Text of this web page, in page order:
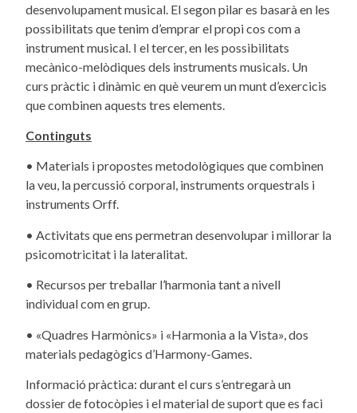
desenvolupament musical. El segon pilar es basarà en les
possibilitats que tenim d’emprar el propi cos com a
instrument musical. I el tercer, en les possibilitats
mecànico-melòdiques dels instruments musicals. Un
curs pràctic i dinàmic en què veurem un munt d’exercicis
que combinen aquests tres elements.
Continguts
• Materials i propostes metodològiques que combinen
la veu, la percussió corporal, instruments orquestrals i
instruments Orff.
• Activitats que ens permetran desenvolupar i millorar la
psicomotricitat i la lateralitat.
• Recursos per treballar l’harmonia tant a nivell
individual com en grup.
• «Quadres Harmònics» i «Harmonia a la Vista», dos
materials pedagògics d’Harmony-Games.
Informació pràctica: durant el curs s’entregarà un
dossier de fotocòpies i el material de suport que es faci